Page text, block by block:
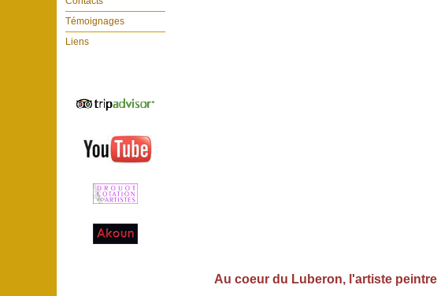
Témoignages
Liens
Au coeur du Luberon, l'artiste